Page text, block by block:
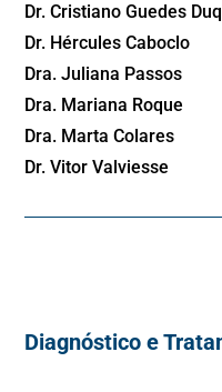
Dr. Cristiano Guedes
Dr. Hércules Caboclo
Dra. Juliana Passos
Dra. Mariana Roque
Dra. Marta Colares
Dr. Vitor Valviesse
Diagnóstico e